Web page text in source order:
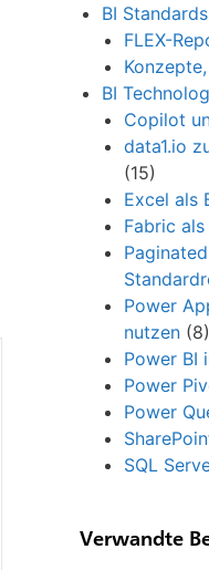
BI Standards
FLEX-
BI
Copilot
data1.io
(15)
Excel als
Fabric
Power
nutzen (8)
Power BI
Power
Power
SQL
Verwandte